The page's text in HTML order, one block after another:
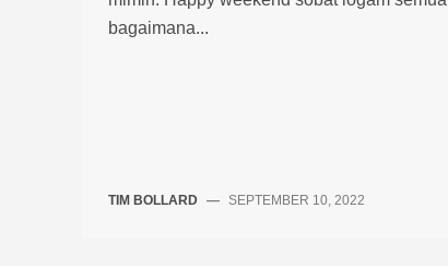
bagaimana...
TIM BOLLARD — SEPTEMBER 10, 2022